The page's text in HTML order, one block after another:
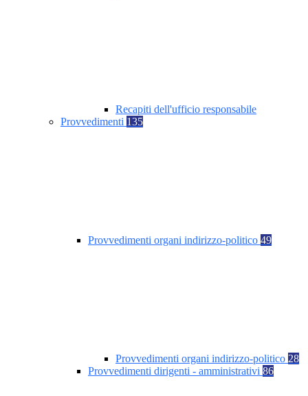
Recapiti dell'ufficio responsabile
Provvedimenti 135
Provvedimenti organi indirizzo-politico 49
Provvedimenti organi indirizzo-politico 28
Provvedimenti dirigenti - amministrativi 86